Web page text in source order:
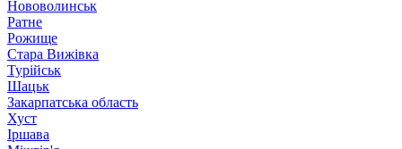
Нововолинськ
Ратне
Рожище
Стара Вижівка
Турійськ
Шацьк
Закарпатська область
Хуст
Іршава